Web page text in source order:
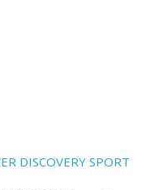
DISCOVERY SPORT